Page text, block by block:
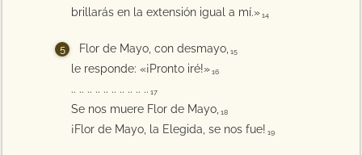
brillarás en la extensión igual a mí.» 14
Flor de Mayo, con desmayo, 15
le responde: «¡Pronto iré!» 16
.. .. .. .. .. .. .. .. .. .. 17
Se nos muere Flor de Mayo, 18
¡Flor de Mayo, la Elegida, se nos fue! 19